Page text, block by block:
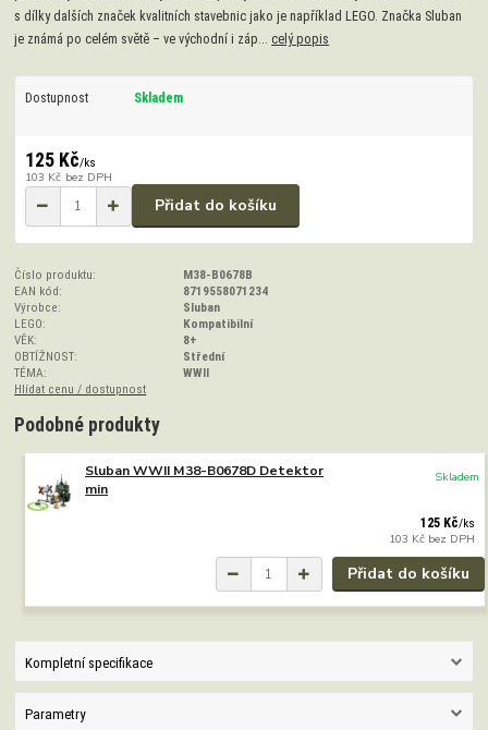
s dílky dalších značek kvalitních stavebnic jako je například LEGO. Značka Sluban
je známá po celém světě – ve východní i záp... celý popis
Dostupnost Skladem
125 Kč/ks
103 Kč bez DPH
Přidat do košíku
Číslo produktu:
M38-B0678B
EAN kód:
8719558071234
Výrobce:
Sluban
LEGO:
Kompatibilní
VĚK:
8+
OBTÍŽNOST:
Střední
TÉMA:
WWII
Hlídat cenu / dostupnost
Podobné produkty
Sluban WWII M38-B0678D Detektor
min
125 Kč/ks
103 Kč bez DPH
Skladem
Přidat do košíku
Kompletní specifikace
Parametry